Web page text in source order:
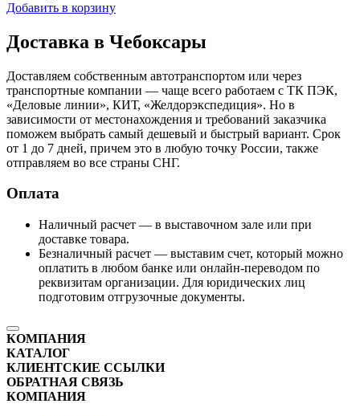
Добавить в корзину
Доставка в Чебоксары
Доставляем собственным автотранспортом или через
транспортные компании — чаще всего работаем с ТК ПЭК,
«Деловые линии», КИТ, «Желдорэкспедиция». Но в
зависимости от местонахождения и требований заказчика
поможем выбрать самый дешевый и быстрый вариант. Срок
от 1 до 7 дней, причем это в любую точку России, также
отправляем во все страны СНГ.
Оплата
Наличный расчет — в выставочном зале или при
доставке товара.
Безналичный расчет — выставим счет, который можно
оплатить в любом банке или онлайн-переводом по
реквизитам организации. Для юридических лиц
подготовим отгрузочные документы.
КОМПАНИЯ
КАТАЛОГ
КЛИЕНТСКИЕ ССЫЛКИ
ОБРАТНАЯ СВЯЗЬ
КОМПАНИЯ